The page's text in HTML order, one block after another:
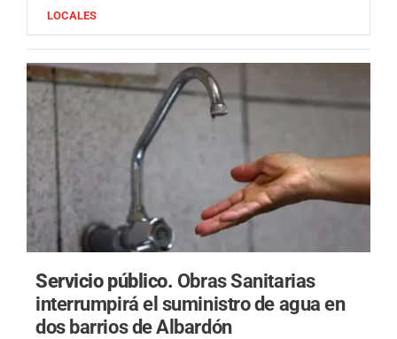
LOCALES
Servicio público. Obras Sanitarias
interrumpirá el suministro de agua en
dos barrios de Albardón